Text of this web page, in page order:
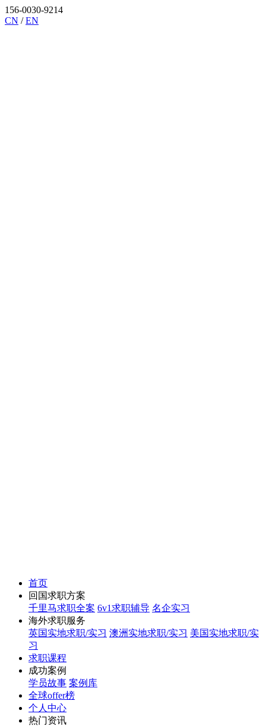
156-0030-9214
CN /EN
首页
回国求职方案
千里马求职全案 6v1求职辅导 名企实习
海外求职服务
英国实地求职/实习 澳洲实地求职/实习 美国实地求职/实
习
求职课程
成功案例
学员故事 案例库
全球offer榜
个人中心
热门资讯